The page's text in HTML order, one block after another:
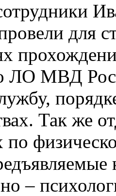
для
ЛО МВД
Так же
по
–